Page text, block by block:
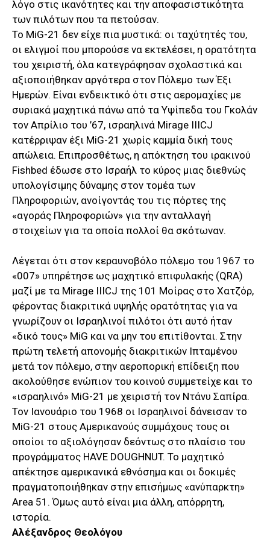
λόγο στις ικανότητες και την αποφασιστικότητα
των πιλότων που τα πετούσαν.
Το MiG-21 δεν είχε πια μυστικά: οι ταχύτητές του,
οι ελιγμοί που μπορούσε να εκτελέσει, η ορατότητα
του χειριστή, όλα κατεγράφησαν σχολαστικά και
αξιοποιήθηκαν αργότερα στον Πόλεμο των Έξι
Ημερών. Είναι ενδεικτικό ότι στις αερομαχίες με
συριακά μαχητικά πάνω από τα Υψίπεδα του Γκολάν
τον Απρίλιο του ’67, ισραηλινά Mirage IIICJ
κατέρριψαν έξι MiG-21 χωρίς καμμία δική τους
απώλεια. Επιπροσθέτως, η απόκτηση του ιρακινού
Fishbed έδωσε στο Ισραήλ το κύρος μιας διεθνώς
υπολογίσιμης δύναμης στον τομέα των
Πληροφοριών, ανοίγοντάς του τις πόρτες της
«αγοράς Πληροφοριών» για την ανταλλαγή
στοιχείων για τα οποία πολλοί θα σκότωναν.
Λέγεται ότι στον κεραυνοβόλο πόλεμο του 1967 το
«007» υπηρέτησε ως μαχητικό επιφυλακής (QRA)
μαζί με τα Mirage IIICJ της 101 Μοίρας στο Χατζόρ,
φέροντας διακριτικά υψηλής ορατότητας για να
γνωρίζουν οι Ισραηλινοί πιλότοι ότι αυτό ήταν
«δικό τους» MiG και να μην του επιτίθονται. Στην
πρώτη τελετή απονομής διακριτικών Ιπταμένου
μετά τον πόλεμο, στην αεροπορική επίδειξη που
ακολούθησε ενώπιον του κοινού συμμετείχε και το
«ισραηλινό» MiG-21 με χειριστή τον Ντάνυ Σαπίρα.
Τον Ιανουάριο του 1968 οι Ισραηλινοί δάνεισαν το
MiG-21 στους Αμερικανούς συμμάχους τους οι
οποίοι το αξιολόγησαν δεόντως στο πλαίσιο του
προγράμματος HAVE DOUGHNUT. Το μαχητικό
απέκτησε αμερικανικά εθνόσημα και οι δοκιμές
πραγματοποιήθηκαν στην επισήμως «ανύπαρκτη»
Area 51. Όμως αυτό είναι μια άλλη, απόρρητη,
ιστορία.
Αλέξανδρος Θεολόγου